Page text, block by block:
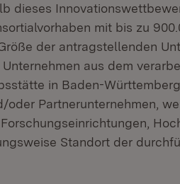
dieses
mit bis zu
der antragstellenden
aus dem
in Baden-Württemberg
Partnerunternehmen,
Standort der